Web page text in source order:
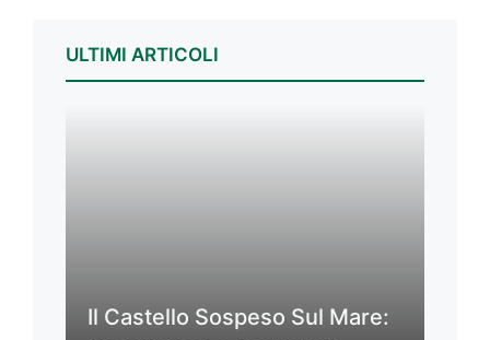
ULTIMI ARTICOLI
Il Castello Sospeso Sul Mare: